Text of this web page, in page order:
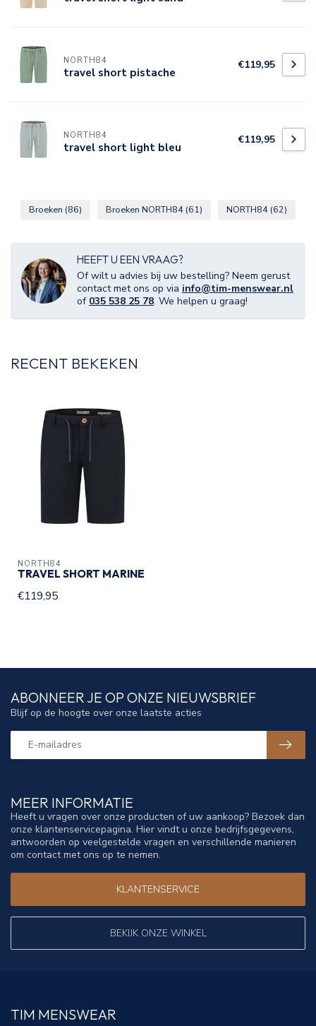
NORTH84
travel short pistache €119,95
NORTH84
travel short light bleu €119,95
Broeken (86) Broeken NORTH84 (61) NORTH84 (62)
HEEFT U EEN VRAAG?
Of wilt u advies bij uw bestelling? Neem gerust
contact met ons op via info@tim-menswear.nl
of 035 538 25 78. We helpen u graag!
RECENT BEKEKEN
NORTH84
TRAVEL SHORT MARINE
€119,95
MEER INFORMATIE
Heeft u vragen over onze producten of uw aankoop? Bezoek dan
onze klantenservicepagina. Hier vindt u onze bedrijfsgegevens,
antwoorden op veelgestelde vragen en verschillende manieren
om contact met ons op te nemen.
KLANTENSERVICE
BEKIJK ONZE WINKEL
ABONNEER JE OP ONZE NIEUWSBRIEF
Blijf op de hoogte over onze laatste acties
TIM MENSWEAR